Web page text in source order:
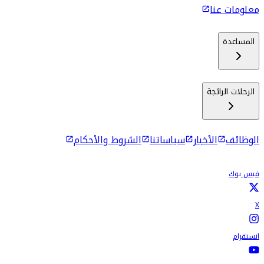
معلومات عنا
المساعدة
الرحلات الرائجة
الوظائف الأخبار سياساتنا الشروط والأحكام
فيس بوك
X
انستقرام